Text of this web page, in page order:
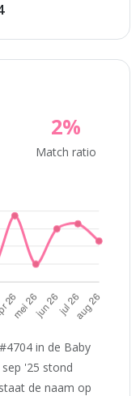
2%
Match ratio
in de Baby
'25 stond
de naam op